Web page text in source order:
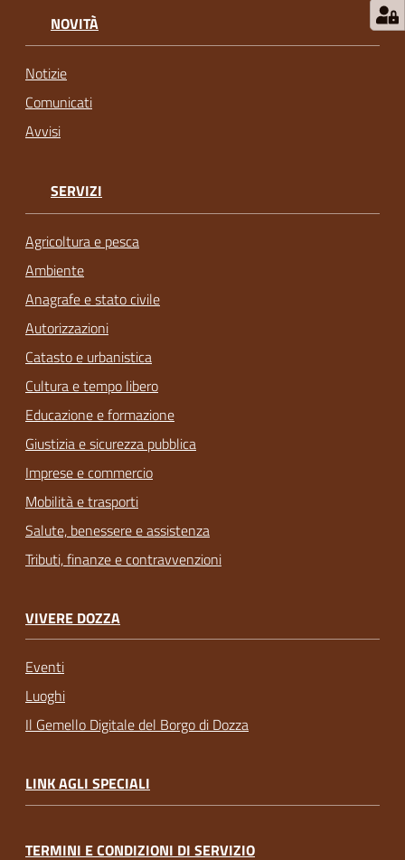
NOVITÀ
Notizie
Comunicati
Avvisi
SERVIZI
Agricoltura e pesca
Ambiente
Anagrafe e stato civile
Autorizzazioni
Catasto e urbanistica
Cultura e tempo libero
Educazione e formazione
Giustizia e sicurezza pubblica
Imprese e commercio
Mobilità e trasporti
Salute, benessere e assistenza
Tributi, finanze e contravvenzioni
VIVERE DOZZA
Eventi
Luoghi
Il Gemello Digitale del Borgo di Dozza
LINK AGLI SPECIALI
TERMINI E CONDIZIONI DI SERVIZIO